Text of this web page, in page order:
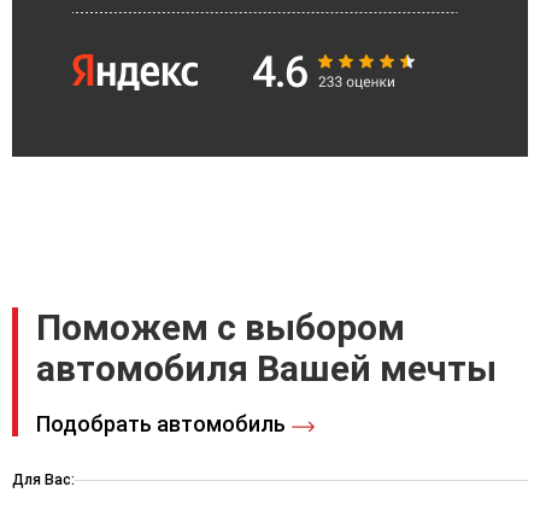
Поможем с выбором
автомобиля Вашей мечты
Подобрать автомобиль
Для Вас: